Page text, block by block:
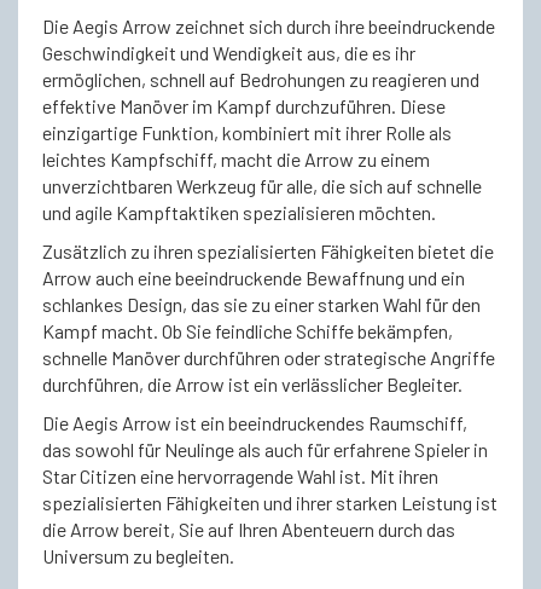
Die Aegis Arrow zeichnet sich durch ihre beeindruckende
Geschwindigkeit und Wendigkeit aus, die es ihr
ermöglichen, schnell auf Bedrohungen zu reagieren und
effektive Manöver im Kampf durchzuführen. Diese
einzigartige Funktion, kombiniert mit ihrer Rolle als
leichtes Kampfschiff, macht die Arrow zu einem
unverzichtbaren Werkzeug für alle, die sich auf schnelle
und agile Kampftaktiken spezialisieren möchten.
Zusätzlich zu ihren spezialisierten Fähigkeiten bietet die
Arrow auch eine beeindruckende Bewaffnung und ein
schlankes Design, das sie zu einer starken Wahl für den
Kampf macht. Ob Sie feindliche Schiffe bekämpfen,
schnelle Manöver durchführen oder strategische Angriffe
durchführen, die Arrow ist ein verlässlicher Begleiter.
Die Aegis Arrow ist ein beeindruckendes Raumschiff,
das sowohl für Neulinge als auch für erfahrene Spieler in
Star Citizen eine hervorragende Wahl ist. Mit ihren
spezialisierten Fähigkeiten und ihrer starken Leistung ist
die Arrow bereit, Sie auf Ihren Abenteuern durch das
Universum zu begleiten.